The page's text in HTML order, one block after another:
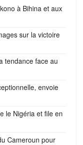
à Bihina et aux
sur la victoire
tendance face au
envoie
le Nigéria et file en
Cameroun pour